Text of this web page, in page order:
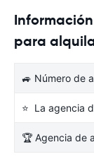
para
🚙 Número de
⭐ La agencia
🏆 Agencia de